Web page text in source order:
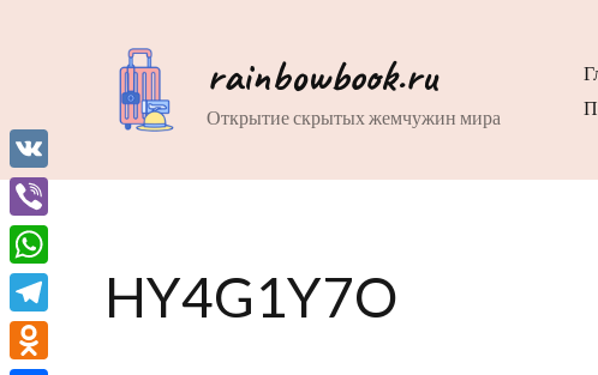
rainbowbook.ru
Открытие скрытых жемчужин мира
HY4G1Y7O
VK
Viber
WhatsApp
Telegram